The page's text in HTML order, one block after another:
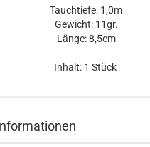
Tauchtiefe: 1,0m
Gewicht: 11gr.
Länge: 8,5cm
Inhalt: 1 Stück